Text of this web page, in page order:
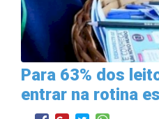
Para 63% dos
entrar na rotina